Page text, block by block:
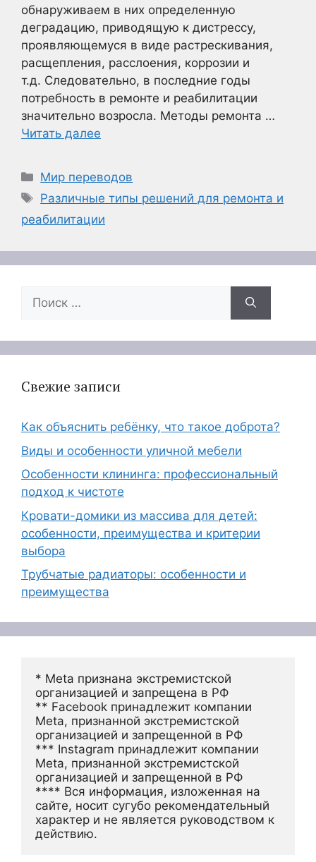
обнаруживаем в них определенную
деградацию, приводящую к дистрессу,
проявляющемуся в виде растрескивания,
расщепления, расслоения, коррозии и
т.д. Следовательно, в последние годы
потребность в ремонте и реабилитации
значительно возросла. Методы ремонта …
Читать далее
Рубрики
Мир переводов
Метки
Различные типы решений для ремонта и
реабилитации
Поиск:
Свежие записи
Как объяснить ребёнку, что такое доброта?
Виды и особенности уличной мебели
Особенности клининга: профессиональный
подход к чистоте
Кровати-домики из массива для детей:
особенности, преимущества и критерии
выбора
Трубчатые радиаторы: особенности и
преимущества
* Meta признана экстремистской
организацией и запрещена в РФ
** Facebook принадлежит компании
Meta, признанной экстремистской
организацией и запрещенной в РФ
*** Instagram принадлежит компании
Meta, признанной экстремистской
организацией и запрещенной в РФ
**** Вся информация, изложенная на
сайте, носит сугубо рекомендательный
характер и не является руководством к
действию.